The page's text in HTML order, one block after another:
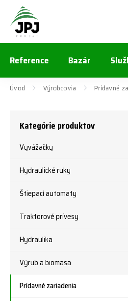
Reference Bazár
Úvod Výrobcovia Prídavné
Kategórie produktov
Vyvážačky
Hydraulické ruky
Štiepací automaty
Traktorové prívesy
Hydraulika
Výrub a biomasa
Prídavné zariadenia